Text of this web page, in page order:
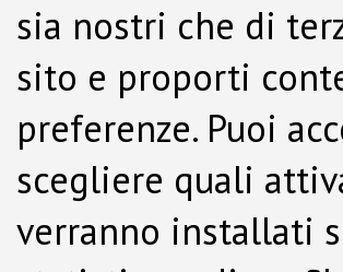
sia nostri che di
sito e proporti
preferenze. Puoi
scegliere quali
verranno installati